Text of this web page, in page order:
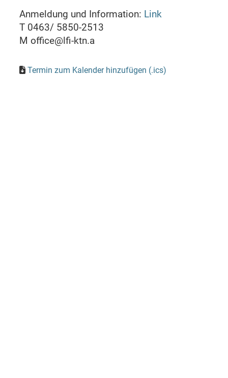
Anmeldung und Information: Link
T 0463/ 5850-2513
M office@lfi-ktn.a
Termin zum Kalender hinzufügen (.ics)